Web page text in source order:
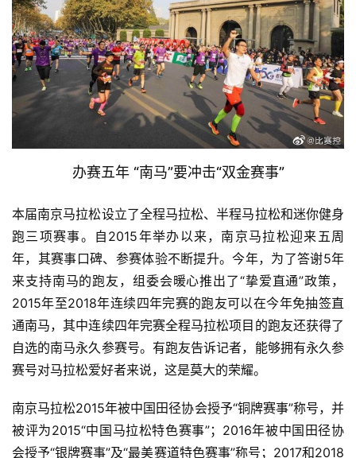
比
赛
观
察
装
备
办赛五年 “南马”要冲击“双金赛事”
本届南京马拉松设立了全程马拉松、半程马拉松和迷你健身
跑三项赛事。自2015年举办以来，南京马拉松迎来五周
年，其赛事口碑、参赛体验不断提升。今年，为了答谢5年
来支持南马的跑友，组委会暖心推出了“挚爱直通”政策，
2015年至2018年连续四年完赛的跑友可以在今年免抽签直
通南马，其中连续四年完赛全程马拉松项目的跑友还获得了
自选的南马永久参赛号。有跑友告诉记者，能够拥有永久参
赛号对马拉松爱好者来说，这是莫大的荣耀。
南京马拉松2015年被中国田径协会授予“铜牌赛事”称号，并
被评为2015“中国马拉松特色赛事”；2016年被中国田径协
会授予“银牌赛事”及“最美赛道特色赛事”称号；2017和2018